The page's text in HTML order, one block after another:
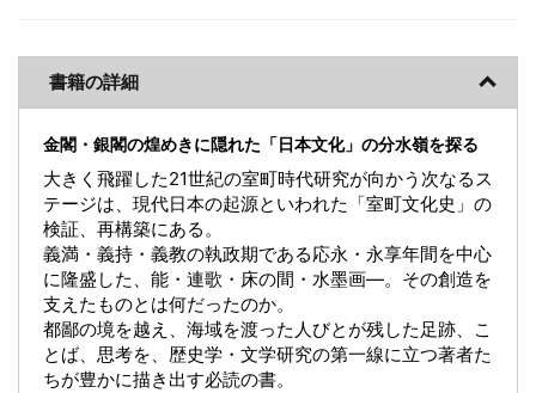
書籍の詳細
金閣・銀閣の煌めきに隠れた「日本文化」の分水嶺を探る
大きく飛躍した21世紀の室町時代研究が向かう次なるス
テージは、現代日本の起源といわれた「室町文化史」の
検証、再構築にある。
義満・義持・義教の執政期である応永・永享年間を中心
に隆盛した、能・連歌・床の間・水墨画―。その創造を
支えたものとは何だったのか。
都鄙の境を越え、海域を渡った人びとが残した足跡、こ
とば、思考を、歴史学・文学研究の第一線に立つ著者た
ちが豊かに描き出す必読の書。